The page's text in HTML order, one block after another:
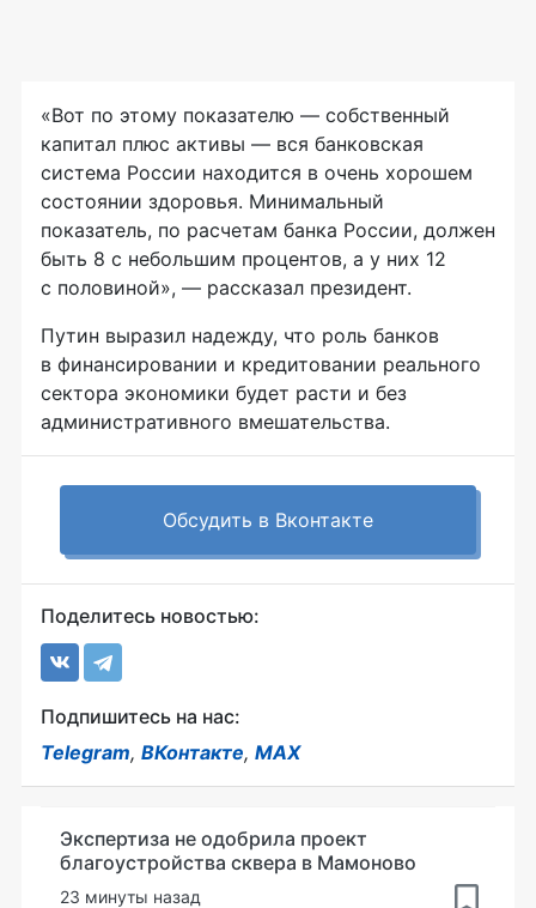
«Вот по этому показателю — собственный
капитал плюс активы — вся банковская
система России находится в очень хорошем
состоянии здоровья. Минимальный
показатель, по расчетам банка России, должен
быть 8 с небольшим процентов, а у них 12
с половиной», — рассказал президент.
Путин выразил надежду, что роль банков
в финансировании и кредитовании реального
сектора экономики будет расти и без
административного вмешательства.
Обсудить в Вконтакте
Поделитесь новостью:
Подпишитесь на нас:
Telegram, ВКонтакте, MAX
Экспертиза не одобрила проект
благоустройства сквера в Мамоново
23 минуты назад